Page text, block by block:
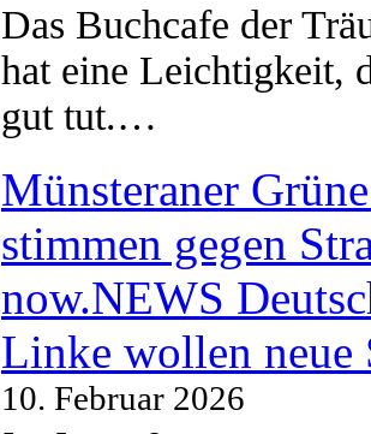
Das Buchcafe der
hat eine Leichtigkeit,
gut tut.…
Münsteraner
stimmen gegen
now.NEWS
Linke wollen neue
10. Februar 2026